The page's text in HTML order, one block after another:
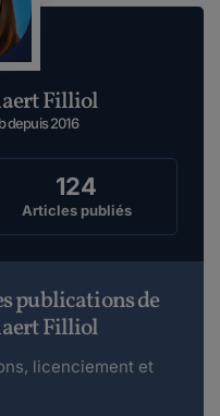
Filliol
depuis 2016
124
Articles publiés
publications de
Filliol
licenciement et